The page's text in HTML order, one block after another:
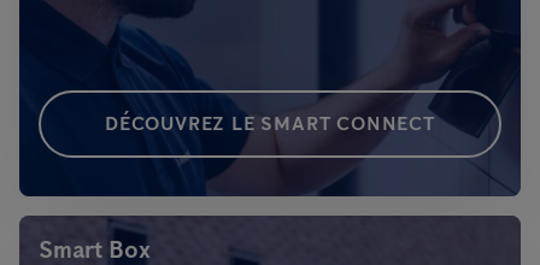
DÉCOUVREZ LE SMART CONNECT
Smart Box